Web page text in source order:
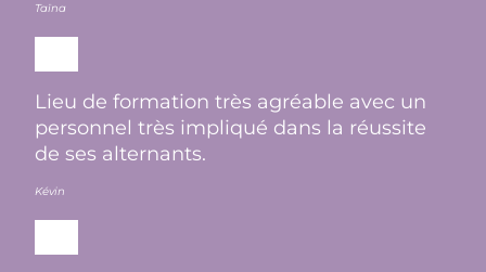
Taïna
Lieu de formation très agréable avec un
personnel très impliqué dans la réussite
de ses alternants.
Kévin